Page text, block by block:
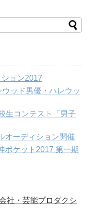
ョン2017
ッド男優・ハレウッ
生コンテスト「男子
オーディション開催
ポケット2017 第一期